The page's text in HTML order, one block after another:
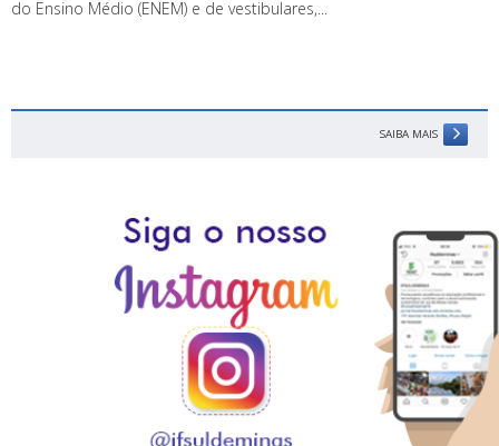
do Ensino Médio (ENEM) e de vestibulares,...
SAIBA MAIS